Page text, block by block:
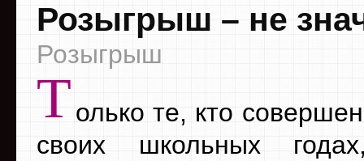
Розыгрыш – не
Розыгрыш
Только те, кто
своих школьных